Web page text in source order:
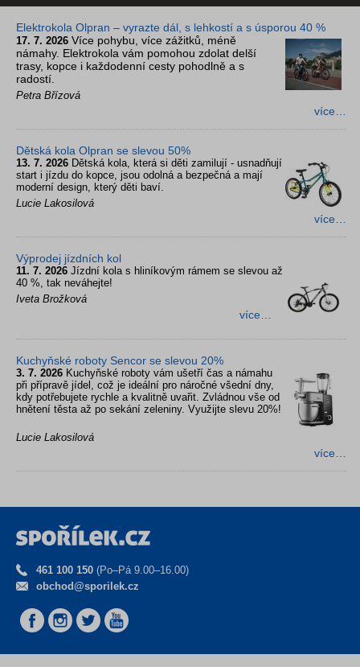
Elektrokola Olpran – vyrazte dál, s lehkostí a s úsporou 40 %
17. 7. 2026 Více pohybu, více zážitků, méně
námahy. Elektrokola vám pomohou zdolat delší
trasy, kopce i každodenní cesty pohodlně a s
radostí.
Petra Břízová
více…
Dětská kola Olpran se slevou 50%
13. 7. 2026 Dětská kola, která si děti zamilují - usnadňují
start i jízdu do kopce, jsou odolná a bezpečná a mají
moderní design, který děti baví.
Lucie Lakosilová
více…
Výprodej jízdních kol
11. 7. 2026 Jízdní kola s hliníkovým rámem se slevou až
40 %, tak neváhejte!
Iveta Brožková
více…
Kuchyňské roboty Sencor se slevou 20%
3. 7. 2026 Kuchyňské roboty vám ušetří čas a námahu
při přípravě jídel, což je ideální pro náročné všední dny,
kdy potřebujete rychle a kvalitně uvařit. Zvládnou vše od
hnětení těsta až po sekání zeleniny. Využijte slevu 20%!
Lucie Lakosilová
více…
461 100 150 (Po–Pá 9.00–16.00)
obchod@sporilek.cz